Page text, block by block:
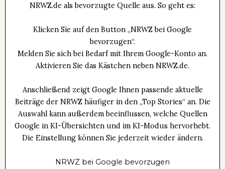
NRWZ.de als bevorzugte Quelle aus. So geht es:
Klicken Sie auf den Button „NRWZ bei Google
bevorzugen“.
Melden Sie sich bei Bedarf mit Ihrem Google-Konto an.
Aktivieren Sie das Kästchen neben NRWZ.de.
Anschließend zeigt Google Ihnen passende aktuelle
Beiträge der NRWZ häufiger in den „Top Stories“ an. Die
Auswahl kann außerdem beeinflussen, welche Quellen
Google in KI-Übersichten und im KI-Modus hervorhebt.
Die Einstellung können Sie jederzeit wieder ändern.
NRWZ bei Google bevorzugen